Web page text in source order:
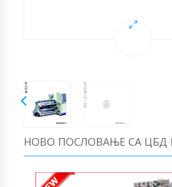
НОВО ПОСЛОВАЊЕ СА ЦБД